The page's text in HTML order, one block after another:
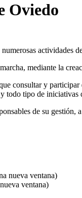
Oviedo
actividades
mediante la
consultar y
todo tipo de iniciativas
de su
nueva ventana)
ventana)